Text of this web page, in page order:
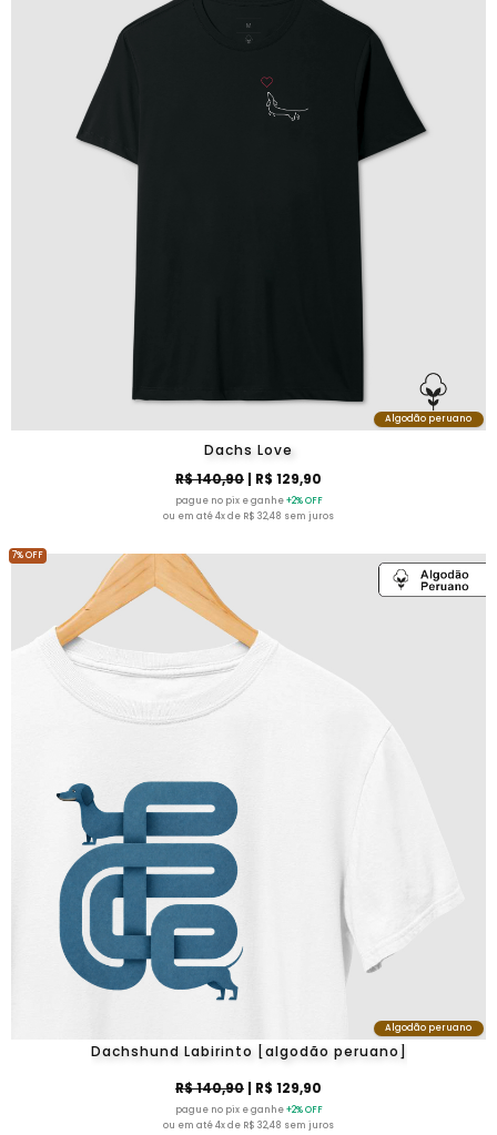
Algodão peruano
Dachs Love
R$ 140,90 | R$ 129,90
pague no pix e ganhe+2% OFF
ou em até 4x de R$ 32,48 sem juros
Algodão peruano
Dachshund Labirinto [algodão peruano]
R$ 140,90 | R$ 129,90
pague no pix e ganhe+2% OFF
ou em até 4x de R$ 32,48 sem juros
7% OFF